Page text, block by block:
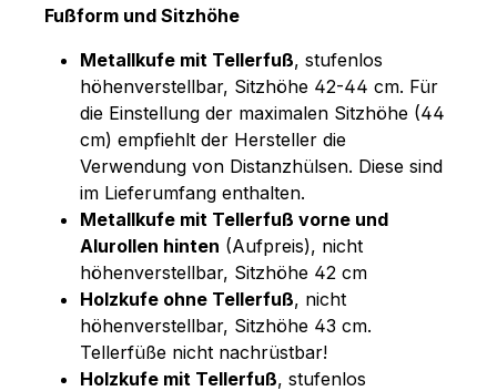
Fußform und Sitzhöhe
Metallkufe mit Tellerfuß, stufenlos
höhenverstellbar, Sitzhöhe 42-44 cm. Für
die Einstellung der maximalen Sitzhöhe (44
cm) empfiehlt der Hersteller die
Verwendung von Distanzhülsen. Diese sind
im Lieferumfang enthalten.
Metallkufe mit Tellerfuß vorne und
Alurollen hinten (Aufpreis), nicht
höhenverstellbar, Sitzhöhe 42 cm
Holzkufe ohne Tellerfuß, nicht
höhenverstellbar, Sitzhöhe 43 cm.
Tellerfüße nicht nachrüstbar!
Holzkufe mit Tellerfuß, stufenlos